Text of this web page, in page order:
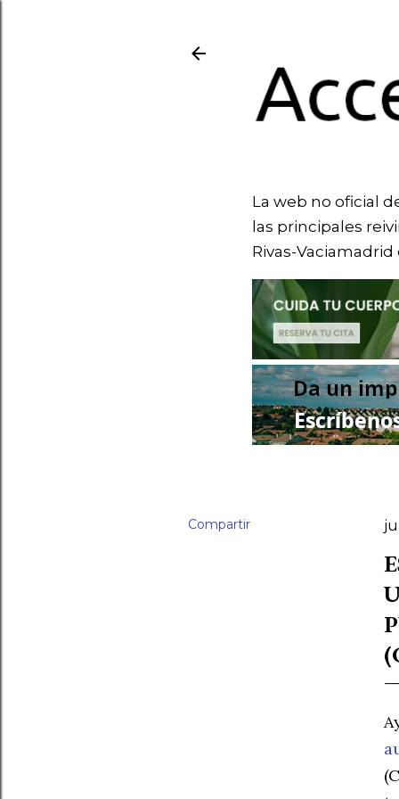
La web no oficial
las principales
Rivas-
Compartir